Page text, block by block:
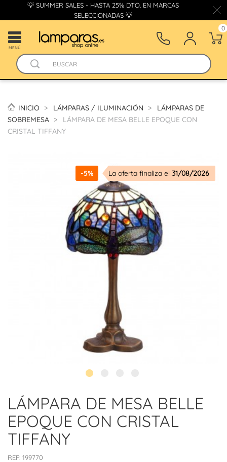
💡 SUMMER SALES - HASTA 25% DTO. EN MARCAS
SELECCIONADAS 💡
MENÚ
0
INICIO LÁMPARAS / ILUMINACIÓN
LÁMPARAS DE
SOBREMESA
LÁMPARA DE MESA BELLE EPOQUE CON
CRISTAL TIFFANY
-5% La oferta finaliza el 31/08/2026
LÁMPARA DE MESA BELLE
EPOQUE CON CRISTAL
TIFFANY
REF: 199770